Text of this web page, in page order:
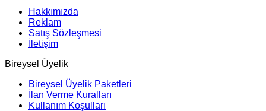
Hakkımızda
Reklam
Satış Sözleşmesi
İletişim
Bireysel Üyelik
Bireysel Üyelik Paketleri
İlan Verme Kuralları
Kullanım Koşulları